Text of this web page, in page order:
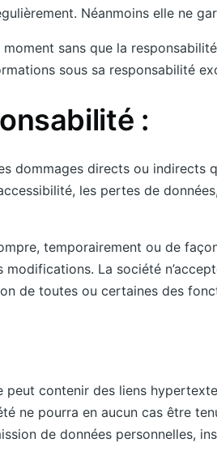
Néanmoins elle ne
sans que la
sous sa responsabilité
:
dommages directs ou
les pertes de
temporairement ou de
La société
de toutes ou certaines des
contenir des liens
ne pourra en aucun cas être
de données personnelles,